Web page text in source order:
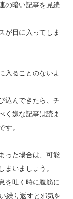
の暗い記事を見続
が目に入ってしま
入ることのないよ
込んできたら、チ
く嫌な記事は読ま
す。
った場合は、可能
まいましょう。
を吐く時に腹筋に
繰り返すと邪気を